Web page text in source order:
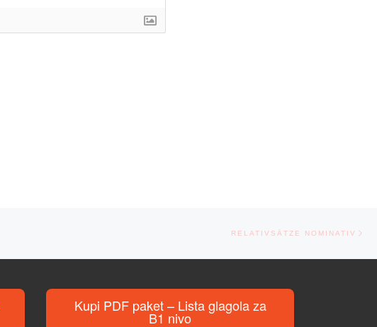
RELATIVSÄTZE NOMINATIV
Kupi PDF paket – Lista glagola za
B1 nivo